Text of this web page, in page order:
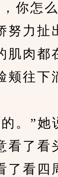
怎么
力扯出
肌肉都
颊往下
”她
了看
了看四